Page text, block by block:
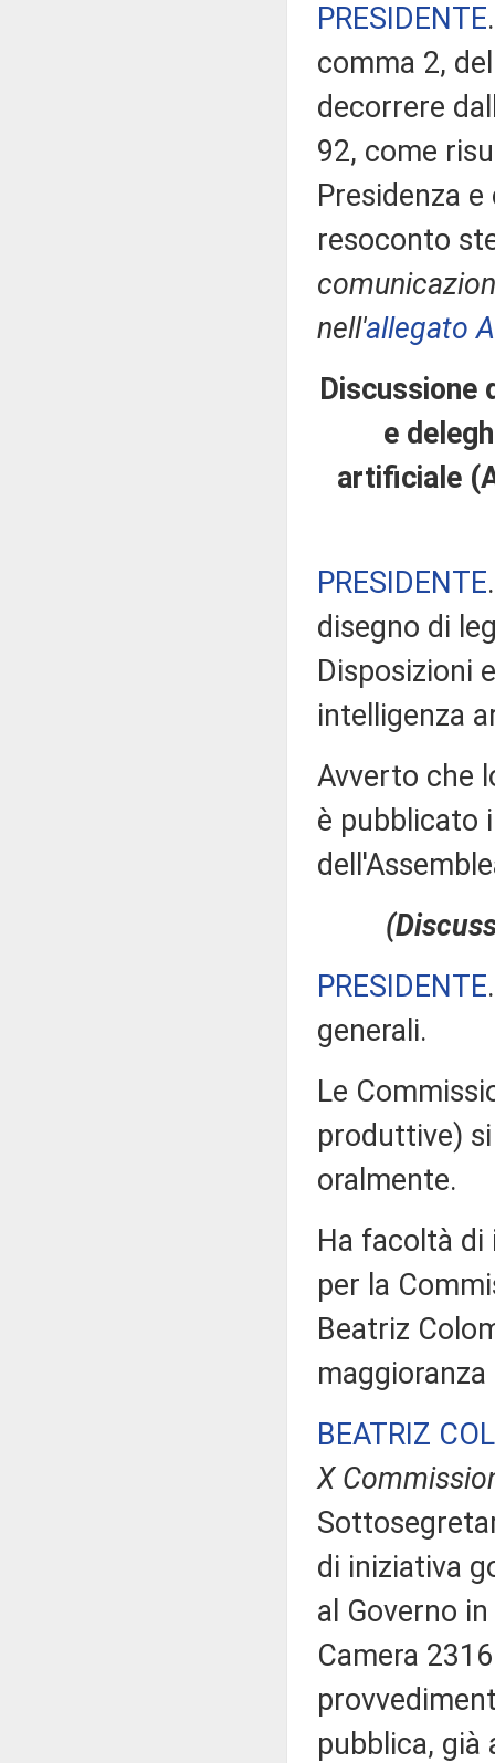
PRESIDENTE
comma 2,
decorrere
92, come
Presidenza
resoconto
nell'allegato A
Discussione
e
artificiale
PRESIDENTE
disegno di
Disposizioni
intelligenza
Avverto che
è pubblicato
PRESIDENTE
generali.
Le
produttive)
oralmente.
Ha facoltà di
per la
Beatriz
BEATRIZ
X
di iniziativa
al Governo
Camera
pubblica, già